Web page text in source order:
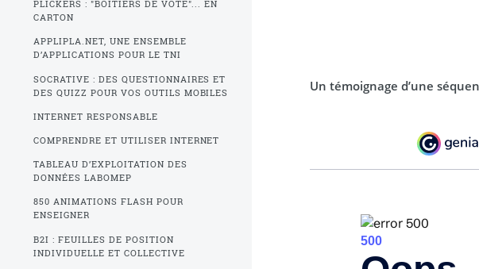
Un témoignage d’une
PLICKERS : "BOÎTIERS DE VOTE"... EN
CARTON
APPLIPLA.NET, UNE ENSEMBLE
D’APPLICATIONS POUR LE TNI
SOCRATIVE : DES QUESTIONNAIRES ET
DES QUIZZ POUR VOS OUTILS MOBILES
INTERNET RESPONSABLE
COMPRENDRE ET UTILISER INTERNET
TABLEAU D’EXPLOITATION DES
DONNÉES LABOMEP
850 ANIMATIONS FLASH POUR
ENSEIGNER
B2I : FEUILLES DE POSITION
INDIVIDUELLE ET COLLECTIVE